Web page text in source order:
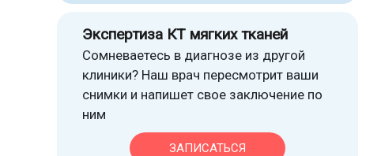
Экспертиза КТ мягких тканей
Сомневаетесь в диагнозе из другой
клиники? Наш врач пересмотрит ваши
снимки и напишет свое заключение по
ним
ЗАПИСАТЬСЯ